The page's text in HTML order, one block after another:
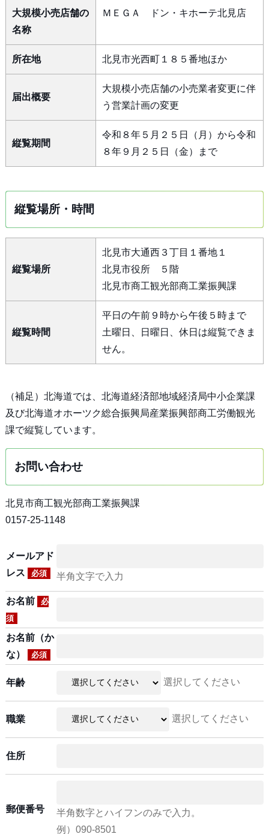
大規模小売店舗の
名称
ＭＥＧＡ ドン・キホーテ北見店
所在地 北見市光西町１８５番地ほか
届出概要
大規模小売店舗の小売業者変更に伴
う営業計画の変更
縦覧期間
令和８年５月２５日（月）から令和
８年９月２５日（金）まで
縦覧場所・時間
縦覧場所
北見市大通西３丁目１番地１
北見市役所 ５階
北見市商工観光部商工業振興課
縦覧時間
平日の午前９時から午後５時まで
土曜日、日曜日、休日は縦覧できま
せん。
（補足）北海道では、北海道経済部地域経済局中小企業課
及び北海道オホーツク総合振興局産業振興部商工労働観光
課で縦覧しています。
お問い合わせ
北見市商工観光部商工業振興課
0157-25-1148
メールアド
レス
必須 半角文字で入力
お名前
必
須
お名前（か
な）
必須
年齢 選択してください
職業 選択してください
住所
郵便番号
半角数字とハイフンのみで入力。
例）090-8501